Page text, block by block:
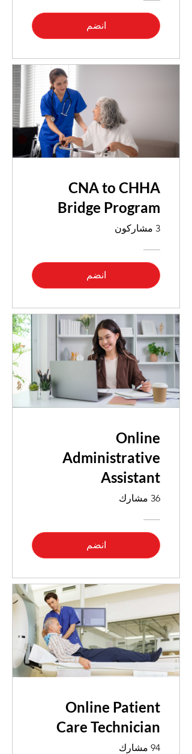
انضم
CNA to CHHA
Bridge Program
3 مشاركون
انضم
Online
Administrative
Assistant
36 مشارك
انضم
Online Patient
Care Technician
94 مشارك